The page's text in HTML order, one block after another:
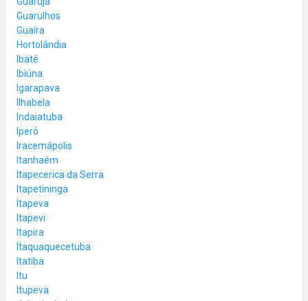
Guarulhos
Guaíra
Hortolândia
Ibaté
Ibiúna
Igarapava
Ilhabela
Indaiatuba
Iperó
Iracemápolis
Itanhaém
Itapecerica da Serra
Itapetininga
Itapeva
Itapevi
Itapira
Itaquaquecetuba
Itatiba
Itu
Itupeva